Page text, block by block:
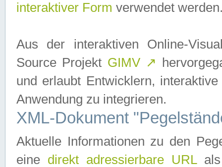
interaktiver Form verwendet
Aus der interaktiven Online-
Source Projekt GIMV ↗
und erlaubt Entwicklern,
Anwendung zu integrieren.
XML-Dokument
Aktuelle Informationen zu den
eine direkt adressierbare URLals